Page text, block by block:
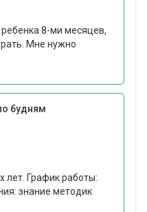
8-ми месяцев,
Мне нужно
будням
лет. График работы:
знание методик